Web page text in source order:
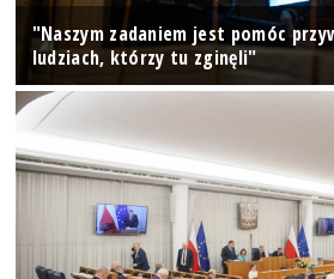
"Naszym zadaniem jest pomóc
ludziach, którzy tu zginęli"